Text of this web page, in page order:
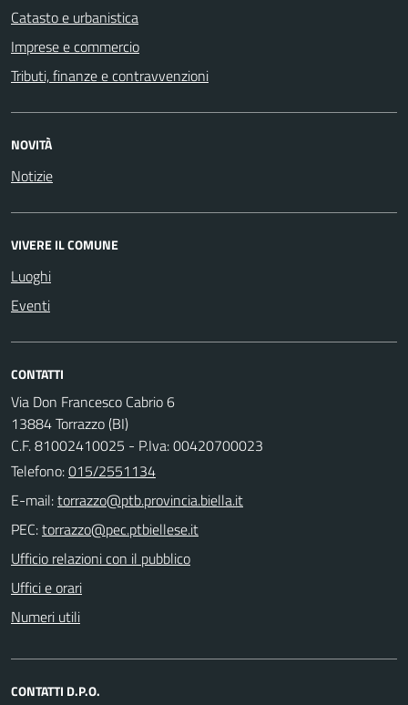
Catasto e urbanistica
Imprese e commercio
Tributi, finanze e contravvenzioni
NOVITÀ
Notizie
VIVERE IL COMUNE
Luoghi
Eventi
CONTATTI
Via Don Francesco Cabrio 6
13884 Torrazzo (BI)
C.F. 81002410025 - P.Iva: 00420700023
Telefono:015/2551134
E-mail:
PEC:
Ufficio relazioni con il pubblico
Uffici e orari
Numeri utili
CONTATTI D.P.O.